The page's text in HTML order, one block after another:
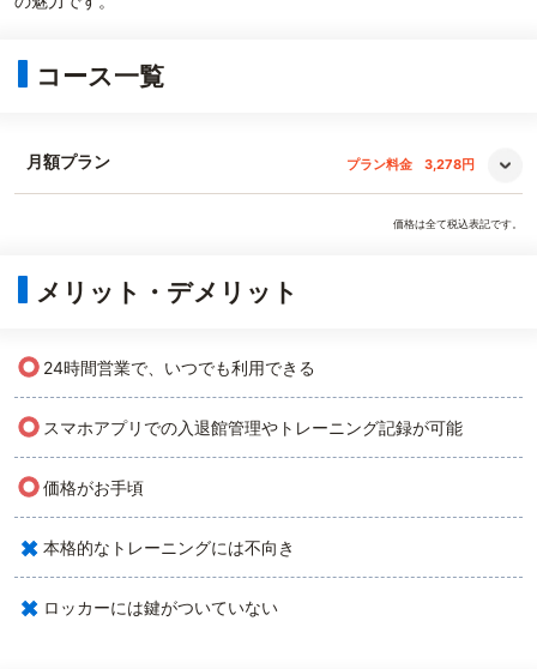
コース一覧
月額プラン プラン料金 3,278円
価格は全て税込表記です。
メリット・デメリット
○ 24時間営業で、いつでも利用できる
○ スマホアプリでの入退館管理やトレーニング記録が可能
○価格がお手頃
× 本格的なトレーニングには不向き
× ロッカーには鍵がついていない